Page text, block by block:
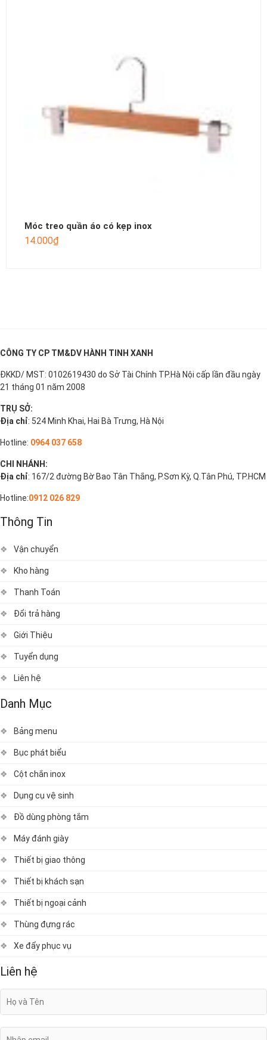
Móc treo quần áo có kẹp inox
14.000₫
CÔNG TY CP TM&DV HÀNH TINH XANH
ĐKKD/ MST: 0102619430 do Sở Tài Chính TP.Hà Nội cấp lần đầu ngày
21 tháng 01 năm 2008
TRỤ SỞ:
Địa chỉ: 524 Minh Khai, Hai Bà Trưng, Hà Nội
Hotline: 0964 037 658
CHI NHÁNH:
Địa chỉ: 167/2 đường Bờ Bao Tân Thắng, P.Sơn Kỳ, Q.Tân Phú, TP.HCM
Hotline:0912 026 829
Thông Tin
Vận chuyển
Kho hàng
Thanh Toán
Đổi trả hàng
Giới Thiệu
Tuyển dụng
Liên hệ
Danh Mục
Bảng menu
Bục phát biểu
Cột chắn inox
Dụng cụ vệ sinh
Đồ dùng phòng tắm
Máy đánh giày
Thiết bị giao thông
Thiết bị khách sạn
Thiết bị ngoại cảnh
Thùng đựng rác
Xe đẩy phục vụ
Liên hệ